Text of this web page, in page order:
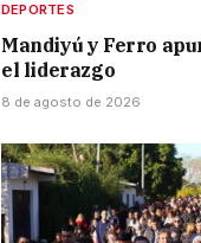
DEPORTES
Mandiyú y Ferro
el liderazgo
8 de agosto de 2026